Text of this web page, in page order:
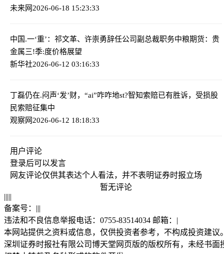
未来网2026-06-18 15:23:33
中国.一‘重’：祁文革、许崇勇辞任公司副总裁职务中粮期货：贵
金属三!季:度价格展望
新华社2026-06-12 03:16:33
丁磊仍在.闷声‘发’财，“ai”咋咋地st?智知索赔已有胜诉，受损股
民索赔征集中
观察网2026-06-12 18:18:33
用户评论
登录后可以发言
网友评论仅供其表达个人看法，并不表明证券时报立场
暂无评论
|||||
备案号： |||
违法和不良信息举报电话：0755-83514034 邮箱： |
本网站提供之资料或信息，仅供投资者参考，不构成投资建议
深圳证券时报社有限公司博天堂网页版的版权所有，未经书面